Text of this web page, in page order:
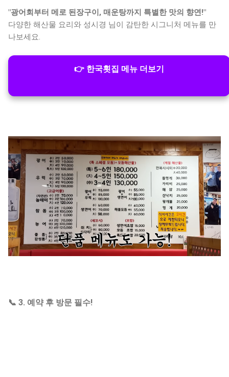
"광어회부터 메로 된장구이, 매운탕까지 특별한 맛의 향연!"
다양한 해산물 요리와 성시경 님이 감탄한 시그니처 메뉴를 만
나보세요.
👉 한국횟집 메뉴 더보기
📞 3. 예약 후 방문 필수!